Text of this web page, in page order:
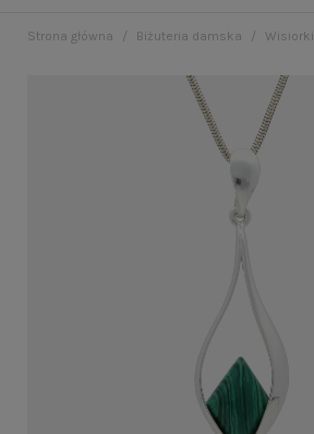
Strona główna Biżuteria damska Wisiorki